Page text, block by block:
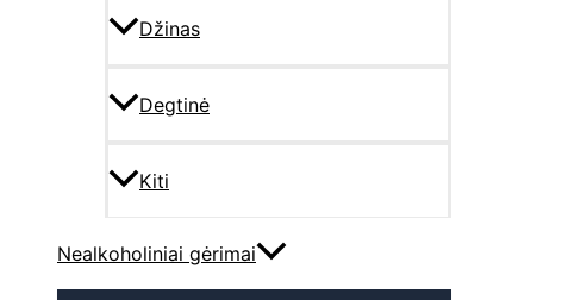
Džinas
Degtinė
Kiti
Nealkoholiniai gėrimai